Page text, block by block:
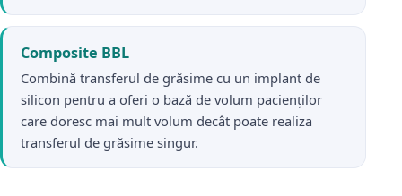
Composite BBL
Combină transferul de grăsime cu un implant de
silicon pentru a oferi o bază de volum pacienților
care doresc mai mult volum decât poate realiza
transferul de grăsime singur.